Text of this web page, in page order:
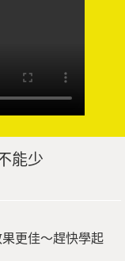
能少
更佳～趕快學起